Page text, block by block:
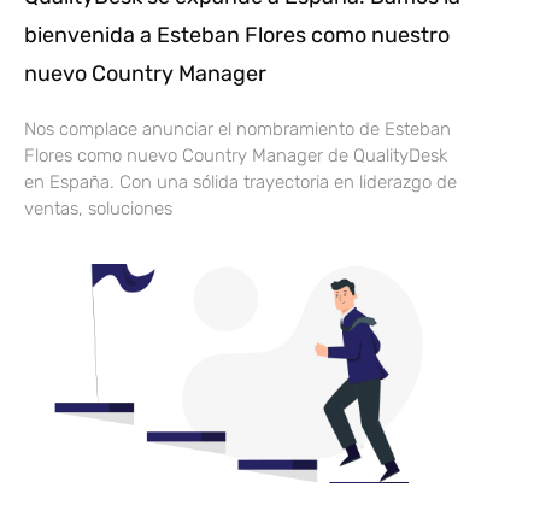
bienvenida a Esteban Flores como nuestro
nuevo Country Manager
Nos complace anunciar el nombramiento de Esteban
Flores como nuevo Country Manager de QualityDesk
en España. Con una sólida trayectoria en liderazgo de
ventas, soluciones